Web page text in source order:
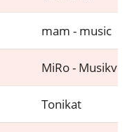
mam - music
MiRo -
Tonikat